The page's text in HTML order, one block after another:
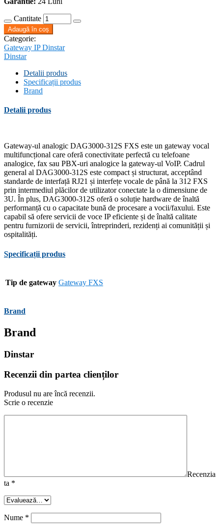
Cantitate
Adaugă în coș
Categorie:
Gateway IP Dinstar
Dinstar
Detalii produs
Specificații produs
Brand
Detalii produs
Gateway-ul analogic DAG3000-312S FXS este un gateway vocal
multifuncțional care oferă conectivitate perfectă cu telefoane
analogice, fax sau PBX-uri analogice la gateway-ul VoIP. Cadrul
general al DAG3000-312S este compact și structurat, acceptând
standarde de interfață RJ21 și interfețe vocale de până la 312 FXS
prin intermediul plăcilor de utilizator conectate la o dimensiune de
3U. În plus, DAG3000-312S oferă o soluție hardware de înaltă
performanță cu o capacitate bună de procesare a vocii/faxului. Este
capabil să ofere servicii de voce IP eficiente și de înaltă calitate
pentru furnizorii de servicii, întreprinderi, rezidenți ai comunității și
ospitalități.
Specificații produs
Tip de gateway Gateway FXS
Brand
Brand
Dinstar
Recenzii din partea clienților
Produsul nu are încă recenzii.
Scrie o recenzie
Recenzia
ta *
Nume *